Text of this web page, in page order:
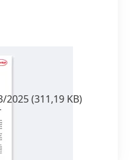
2025
2025(311,19 KB)